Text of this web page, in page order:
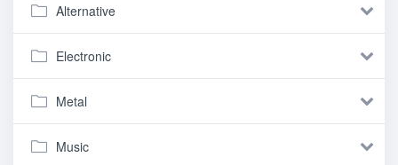
Alternative
Electronic
Metal
Music